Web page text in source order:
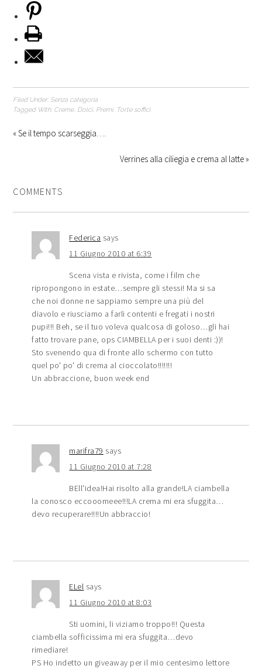
Filed Under: Senza categoria
Tagged With: Creme, Dolci, Premi, Torte soffici
« Se il tempo scarseggia….
Verrines alla ciliegia e crema al latte »
COMMENTS
Federica says
11 Giugno 2010 at 6:39
Scena vista e rivista, come i film che
ripropongono in estate…sempre gli stessi! Ma si sa
che noi donne ne sappiamo sempre una più del
diavolo e riusciamo a farli contenti e fregati i nostri
pupi!!! Beh, se il tuo voleva qualcosa di goloso…gli hai
fatto trovare pane, ops CIAMBELLA per i suoi denti :))!
Sto svenendo qua di fronte allo schermo con tutto
quel po' po' di crema al cioccolato!!!!!!!
Un abbraccione, buon week end
marifra79 says
11 Giugno 2010 at 7:28
BEll'idea!Hai risolto alla grande!LA ciambella
la conosco eccooomeee!!!LA crema mi era sfuggita…
devo recuperare!!!!Un abbraccio!
ELel says
11 Giugno 2010 at 8:03
Sti uomini, li viziamo troppo!!! Questa
ciambella sofficissima mi era sfuggita…devo
rimediare!
PS Ho indetto un giveaway per il mio centesimo lettore